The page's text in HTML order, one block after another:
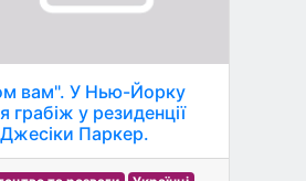
вам". У Нью-Йорку
грабіж у резиденції
Паркер.